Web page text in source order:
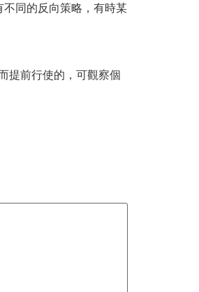
同的反向策略，有時某
提前行使的，可觀察個